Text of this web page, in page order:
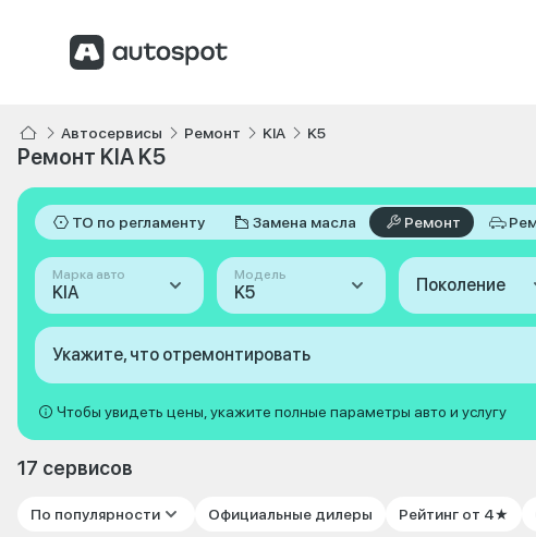
Автосервисы Ремонт KIA K5
Ремонт KIA K5
ТО по регламенту Замена масла Ремонт
Марка авто
KIA
Модель
K5 Поколение
Укажите, что отремонтировать
Чтобы увидеть цены, укажите полные параметры авто и услугу
17 сервисов
По популярности Официальные дилеры Рейтинг от 4★